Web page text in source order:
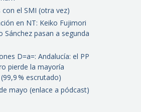
con el SMI (otra vez)
en NT: Keiko Fujimori
Sánchez pasan a segunda
D=a=: Andalucía: el PP
pierde la mayoría
% escrutado)
mayo (enlace a pódcast)